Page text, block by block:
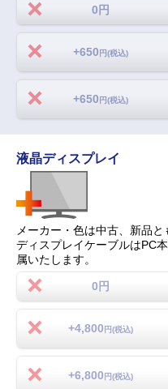
0円
+650 円(税込)
+650 円(税込)
液晶ディスプレイ
メーカー・色は中古、新品と
ディスプレイケーブルはPC
属いたします。
0円
+4,800 円(税込)
+6,800 円(税込)